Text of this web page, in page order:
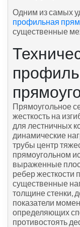
Одним из самых
профильная
существенные
Прямоугольное
жесткость на
для лестничных
динамические
трубы центр
прямоугольном
выраженные
ребер жесткости
существенные
толщине стенки,
показатели
определяющих
противостоять